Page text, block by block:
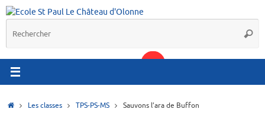
Passer
au
contenu
AccueilLes classes TPS-PS-MS Sauvons l’ara de Buffon